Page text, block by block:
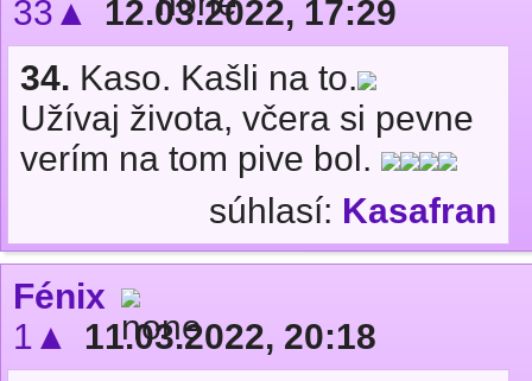
33▲
12.03.2022, 17:29
34. Kaso. Kašli na to.
Užívaj života, včera si pevne
verím na tom pive bol.
súhlasí: Kasafran
Fénix
1▲
11.03.2022, 20:18